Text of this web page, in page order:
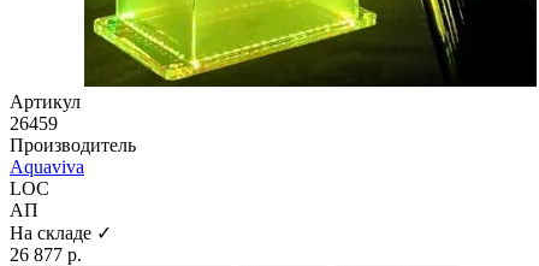
Артикул
26459
Производитель
Aquaviva
LOC
АП
На складе ✓
26 877 р.